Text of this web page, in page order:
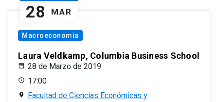
28 MAR
Macroeconomía
Laura Veldkamp, Columbia Business School
28 de Marzo de 2019
17:00
Facultad de Ciencias Económicas y